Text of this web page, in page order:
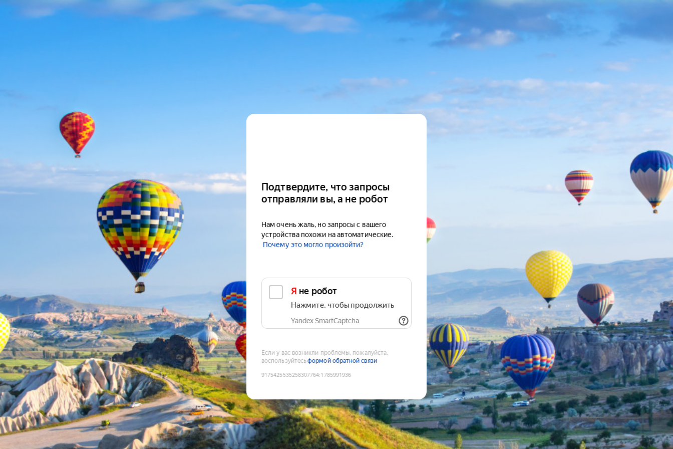
Подтвердите, что запросы
отправляли вы, а не робот
Нам очень жаль, но запросы с вашего
устройства похожи на автоматические.
Почему это могло произойти?
Я не робот
Нажмите, чтобы продолжить
Yandex SmartCaptcha
Если у вас возникли проблемы, пожалуйста,
воспользуйтесьформой обратной связи
9175425535258307764:1785991936